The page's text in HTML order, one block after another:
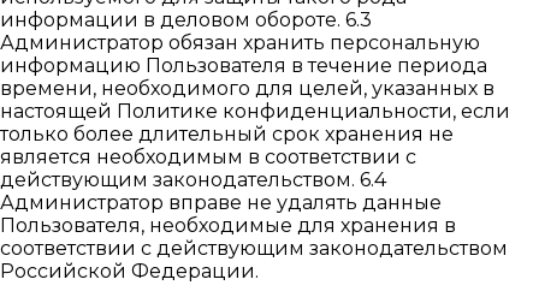
информации в деловом обороте. 6.3
Администратор обязан хранить персональную
информацию Пользователя в течение периода
времени, необходимого для целей, указанных в
настоящей Политике конфиденциальности, если
только более длительный срок хранения не
является необходимым в соответствии с
действующим законодательством. 6.4
Администратор вправе не удалять данные
Пользователя, необходимые для хранения в
соответствии с действующим законодательством
Российской Федерации.